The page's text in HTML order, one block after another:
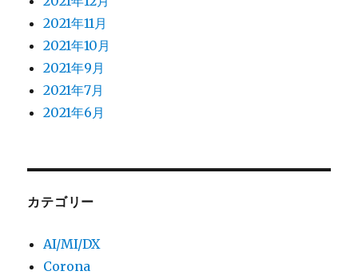
2021年11月
2021年10月
2021年9月
2021年7月
2021年6月
カテゴリー
AI/MI/DX
Corona